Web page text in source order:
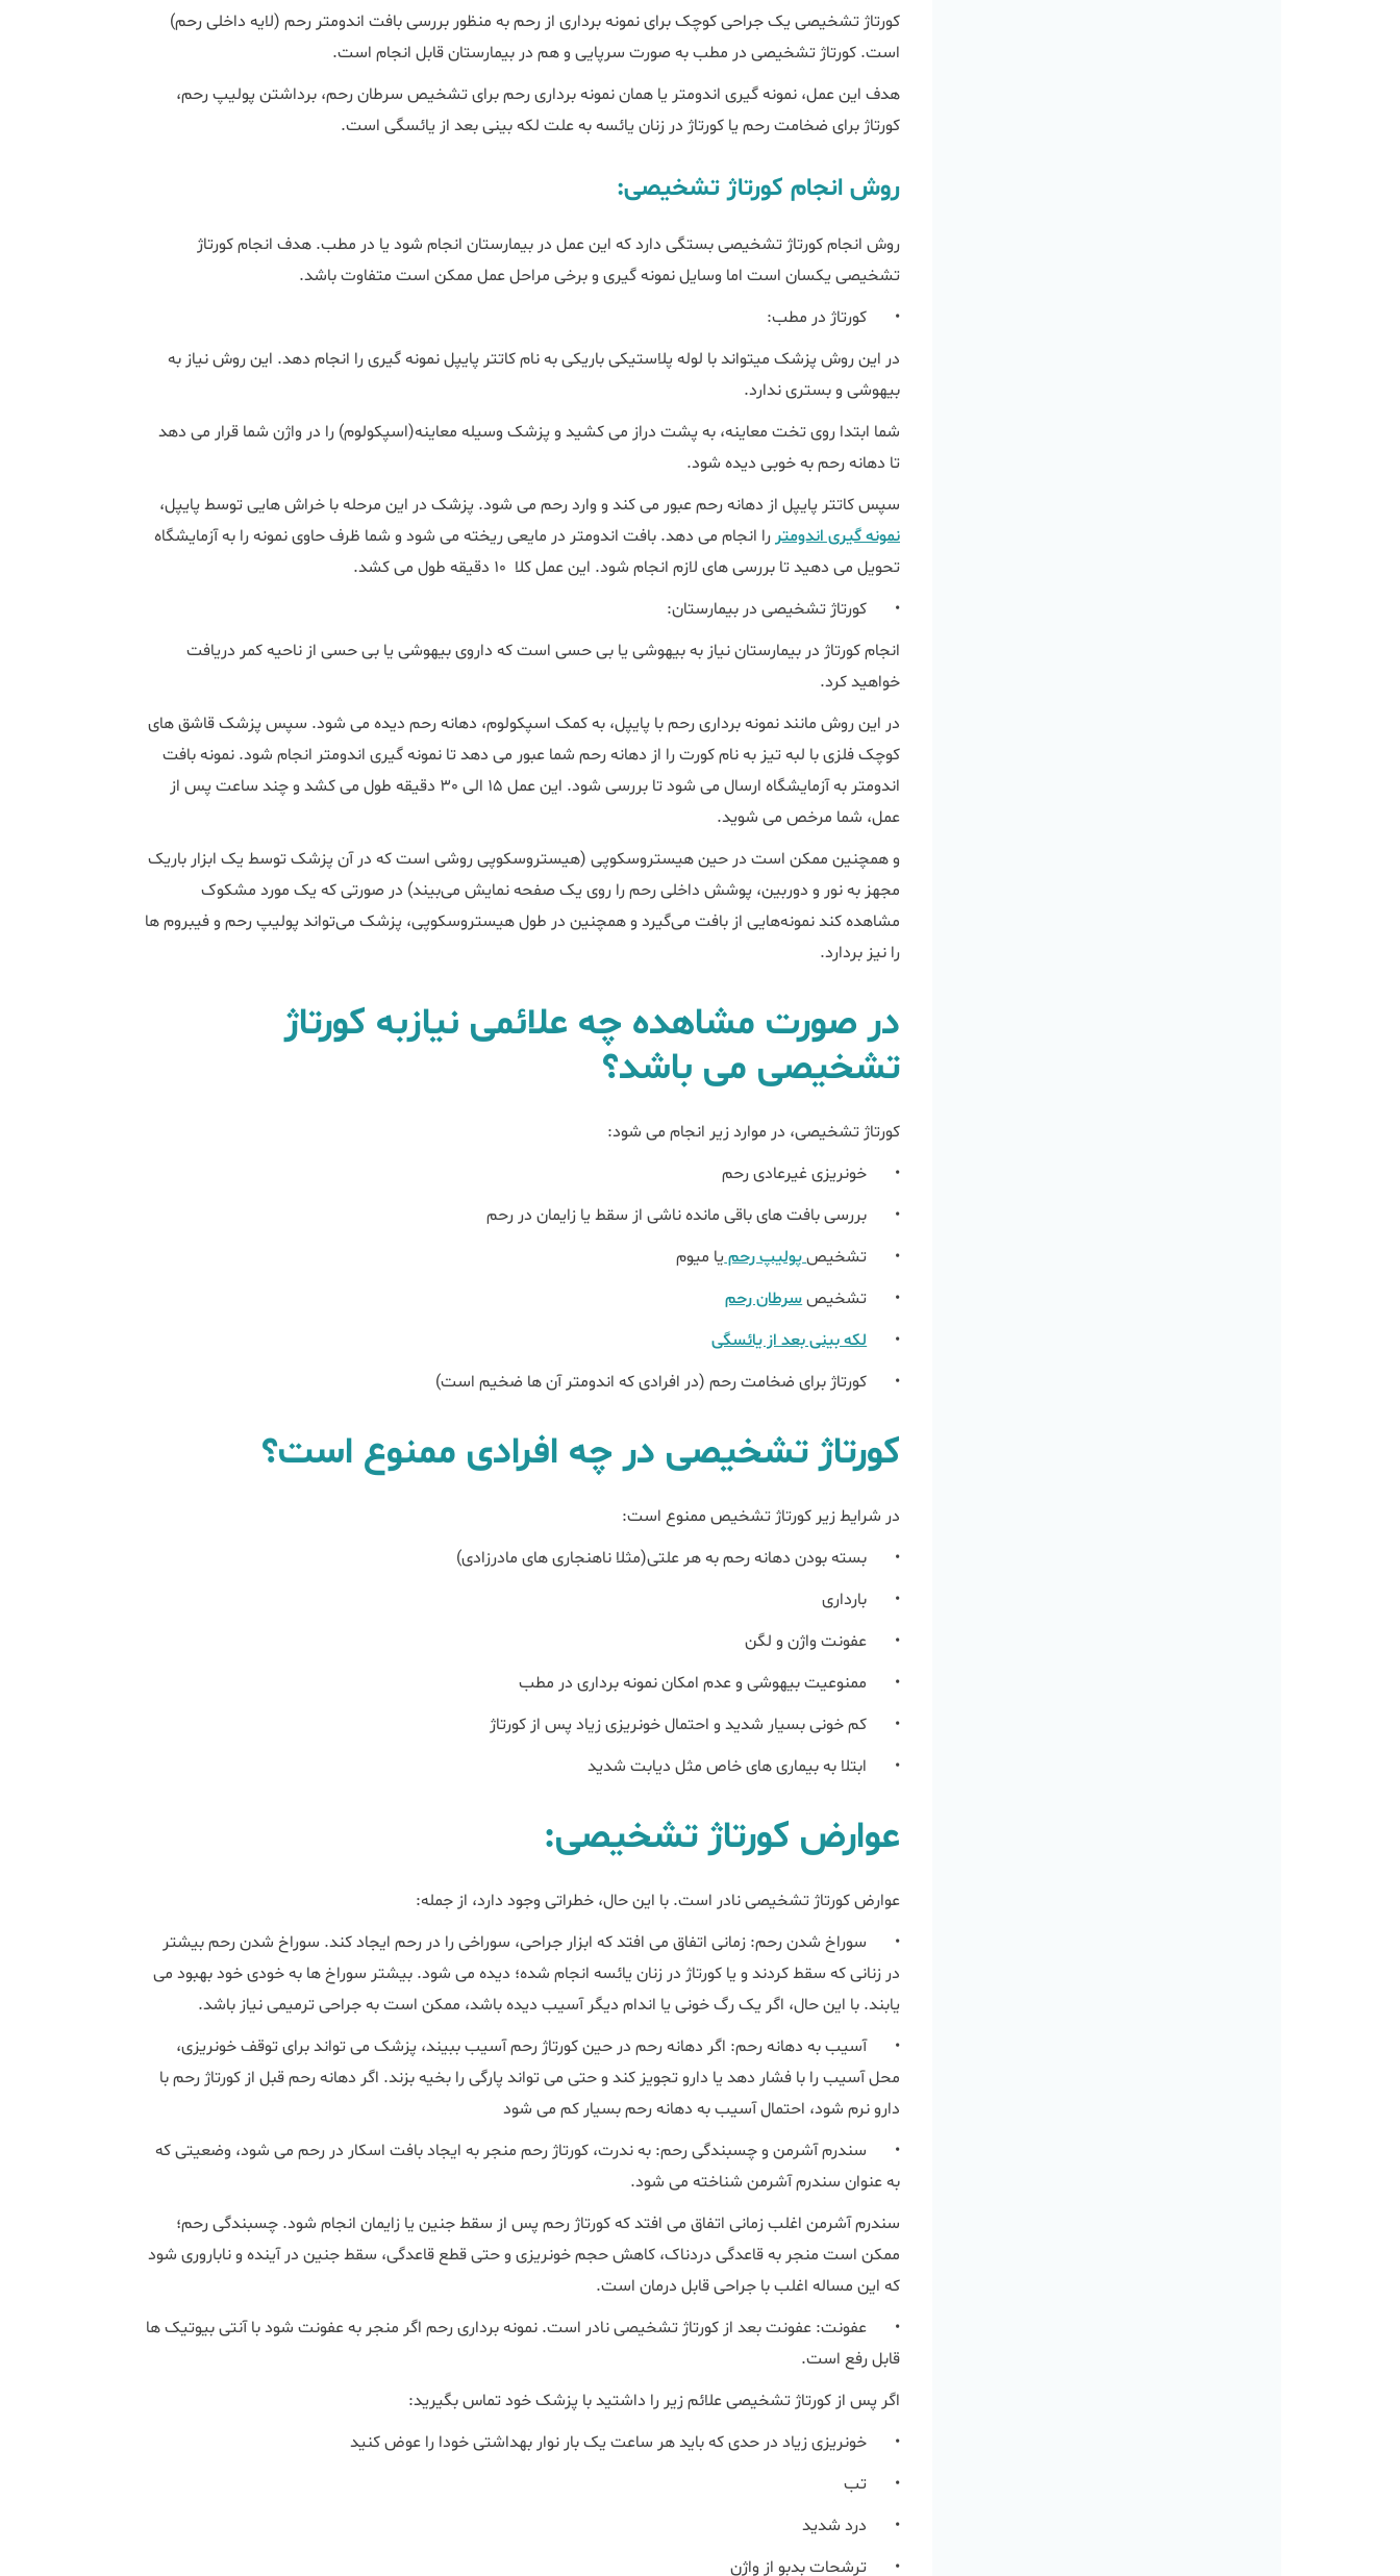
کورتاژ تشخیصی یک جراحی کوچک برای نمونه برداری از رحم به منظور بررسی بافت اندومتر رحم (لایه داخلی رحم)
است. کورتاژ تشخیصی در مطب به صورت سرپایی و هم در بیمارستان قابل انجام است.
هدف این عمل، نمونه گیری اندومتر یا همان نمونه برداری رحم برای تشخیص سرطان رحم، برداشتن پولیپ رحم،
کورتاژ برای ضخامت رحم یا کورتاژ در زنان یائسه به علت لکه بینی بعد از یائسگی است.
روش انجام کورتاژ تشخیصی:
روش انجام کورتاژ تشخیصی بستگی دارد که این عمل در بیمارستان انجام شود یا در مطب. هدف انجام کورتاژ
تشخیصی یکسان است اما وسایل نمونه گیری و برخی مراحل عمل ممکن است متفاوت باشد.
•
کورتاژ در مطب:
در این روش پزشک میتواند با لوله پلاستیکی باریکی به نام کاتتر پایپل نمونه گیری را انجام دهد. این روش نیاز به
بیهوشی و بستری ندارد.
شما ابتدا روی تخت معاینه، به پشت دراز می کشید و پزشک وسیله معاینه(اسپکولوم) را در واژن شما قرار می دهد
تا دهانه رحم به خوبی دیده شود.
سپس کاتتر پایپل از دهانه رحم عبور می کند و وارد رحم می شود. پزشک در این مرحله با خراش هایی توسط پایپل،
نمونه گیری اندومتر را انجام می دهد. بافت اندومتر در مایعی ریخته می شود و شما ظرف حاوی نمونه را به آزمایشگاه
تحویل می دهید تا بررسی های لازم انجام شود. این عمل کلا 10 دقیقه طول می کشد.
•
کورتاژ تشخیصی در بیمارستان:
انجام کورتاژ در بیمارستان نیاز به بیهوشی یا بی حسی است که داروی بیهوشی یا بی حسی از ناحیه کمر دریافت
خواهید کرد.
در این روش مانند نمونه برداری رحم با پایپل، به کمک اسپکولوم، دهانه رحم دیده می شود. سپس پزشک قاشق های
کوچک فلزی با لبه تیز به نام کورت را از دهانه رحم شما عبور می دهد تا نمونه گیری اندومتر انجام شود. نمونه بافت
اندومتر به آزمایشگاه ارسال می شود تا بررسی شود. این عمل 15 الی 30 دقیقه طول می کشد و چند ساعت پس از
عمل، شما مرخص می شوید.
و همچنین ممکن است در حین هیستروسکوپی (هیستروسکوپی روشی است که در آن پزشک توسط یک ابزار باریک
مجهز به نور و دوربین، پوشش داخلی رحم را روی یک صفحه نمایش می‌بیند) در صورتی که یک مورد مشکوک
مشاهده کند نمونه‌هایی از بافت می‌گیرد و همچنین در طول هیستروسکوپی، پزشک می‌تواند پولیپ‌ رحم و فیبروم ها
را نیز بردارد.
در صورت مشاهده چه علائمی نیازبه کورتاژ
تشخیصی می باشد؟
کورتاژ تشخیصی، در موارد زیر انجام می شود:
•
خونریزی غیرعادی رحم
•
بررسی بافت های باقی مانده ناشی از سقط یا زایمان در رحم
•
تشخیصپولیپ رحمیا میوم
•
تشخیصسرطان رحم
•
لکه بینی بعد از یائسگی
•
کورتاژ برای ضخامت رحم (در افرادی که اندومتر آن ها ضخیم است)
کورتاژ تشخیصی در چه افرادی ممنوع است؟
در شرایط زیر کورتاژ تشخیص ممنوع است:
•
بسته بودن دهانه رحم به هر علتی(مثلا ناهنجاری های مادرزادی)
•
بارداری
•
عفونت واژن و لگن
•
ممنوعیت بیهوشی و عدم امکان نمونه برداری در مطب
•
کم خونی بسیار شدید و احتمال خونریزی زیاد پس از کورتاژ
•
ابتلا به بیماری های خاص مثل دیابت شدید
عوارض کورتاژ تشخیصی:
عوارض کورتاژ تشخیصی نادر است. با این حال، خطراتی وجود دارد، از جمله:
•
سوراخ شدن رحم: زمانی اتفاق می افتد که ابزار جراحی، سوراخی را در رحم ایجاد کند. سوراخ شدن رحم بیشتر
در زنانی که سقط کردند و یا کورتاژ در زنان یائسه انجام شده؛ دیده می شود. بیشتر سوراخ ها به خودی خود بهبود می
یابند. با این حال، اگر یک رگ خونی یا اندام دیگر آسیب دیده باشد، ممکن است به جراحی ترمیمی نیاز باشد.
•
آسیب به دهانه رحم: اگر دهانه رحم در حین کورتاژ رحم آسیب ببیند، پزشک می تواند برای توقف خونریزی،
محل آسیب را با فشار دهد یا دارو تجویز کند و حتی می تواند پارگی را بخیه بزند. اگر دهانه رحم قبل از کورتاژ رحم با
دارو نرم شود، احتمال آسیب به دهانه رحم بسیار کم می شود
•
سندرم آشرمن و چسبندگی رحم: به ندرت، کورتاژ رحم منجر به ایجاد بافت اسکار در رحم می شود، وضعیتی که
به عنوان سندرم آشرمن شناخته می شود.
سندرم آشرمن اغلب زمانی اتفاق می افتد که کورتاژ رحم پس از سقط جنین یا زایمان انجام شود. چسبندگی رحم؛
ممکن است منجر به قاعدگی دردناک، کاهش حجم خونریزی و حتی قطع قاعدگی، سقط جنین در آینده و ناباروری شود
که این مساله اغلب با جراحی قابل درمان است.
•
عفونت: عفونت بعد از کورتاژ تشخیصی نادر است. نمونه برداری رحم اگر منجر به عفونت شود با آنتی بیوتیک ها
قابل رفع است.
اگر پس از کورتاژ تشخیصی علائم زیر را داشتید با پزشک خود تماس بگیرید:
•
خونریزی زیاد در حدی که باید هر ساعت یک بار نوار بهداشتی خودا را عوض کنید
•
تب
•
درد شدید
•
ترشحات بدبو از واژن